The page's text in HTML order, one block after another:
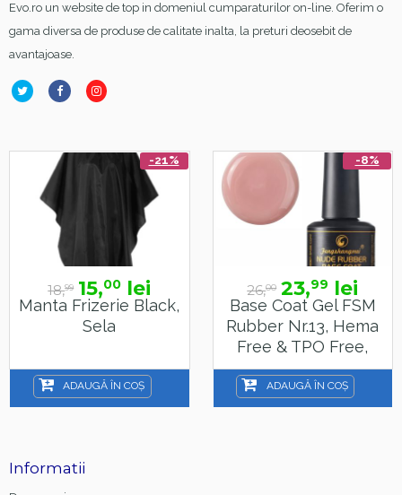
Evo.ro un website de top in domeniul cumparaturilor on-line. Oferim o
gama diversa de produse de calitate inalta, la preturi deosebit de
avantajoase.
-21%
18,99 15,00 lei
Manta Frizerie Black,
Sela
ADAUGĂ ÎN COȘ
-8%
26,00 23,99 lei
Base Coat Gel FSM
Rubber Nr.13, Hema
Free & TPO Free,
15ml
ADAUGĂ ÎN COȘ
Informatii